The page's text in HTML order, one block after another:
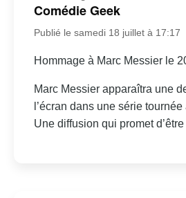
Comédie Geek
Publié le samedi 18 juillet à 17:17
Hommage à Marc Messier le
Marc Messier apparaîtra une
l’écran dans une série
Une diffusion qui promet